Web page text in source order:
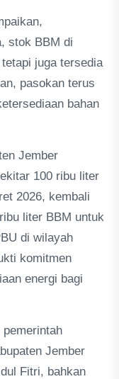
stok BBM di
juga tersedia
pasokan terus
bahan
Jember
100 ribu liter
2026, kembali
liter BBM untuk
di wilayah
komitmen
energi bagi
pemerintah
Jember
Fitri, bahkan